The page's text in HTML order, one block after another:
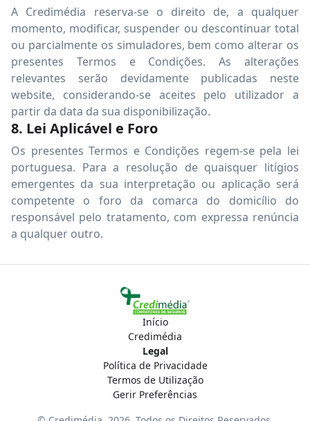
A Credimédia reserva-se o direito de, a qualquer
momento, modificar, suspender ou descontinuar total
ou parcialmente os simuladores, bem como alterar os
presentes Termos e Condições. As alterações
relevantes serão devidamente publicadas neste
website, considerando-se aceites pelo utilizador a
partir da data da sua disponibilização.
8. Lei Aplicável e Foro
Os presentes Termos e Condições regem-se pela lei
portuguesa. Para a resolução de quaisquer litígios
emergentes da sua interpretação ou aplicação será
competente o foro da comarca do domicílio do
responsável pelo tratamento, com expressa renúncia
a qualquer outro.
Início
Credimédia
Legal
Política de Privacidade
Termos de Utilização
Gerir Preferências